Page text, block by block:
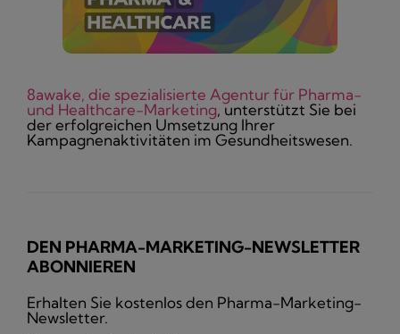
8awake, die spezialisierte Agentur für Pharma-
und Healthcare-Marketing, unterstützt Sie bei
der erfolgreichen Umsetzung Ihrer
Kampagnenaktivitäten im Gesundheitswesen.
DEN PHARMA-MARKETING-NEWSLETTER
ABONNIEREN
Erhalten Sie kostenlos den Pharma-Marketing-
Newsletter.